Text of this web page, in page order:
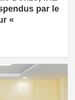
par le
«